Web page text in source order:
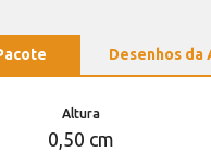
Desenhos da
Altura
0,50 cm